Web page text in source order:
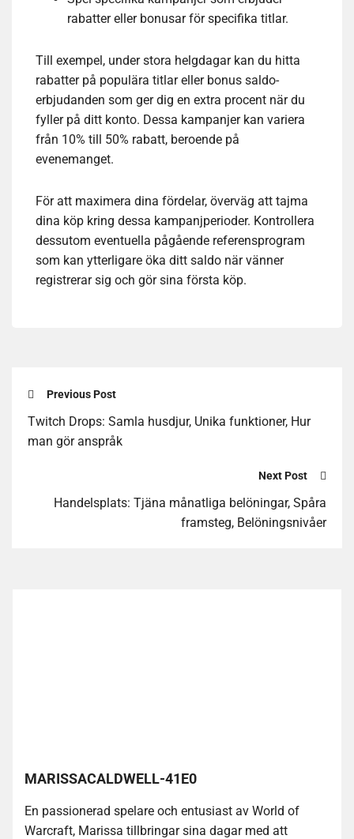
rabatter eller bonusar för specifika titlar.
Till exempel, under stora helgdagar kan du hitta
rabatter på populära titlar eller bonus saldo-
erbjudanden som ger dig en extra procent när du
fyller på ditt konto. Dessa kampanjer kan variera
från 10% till 50% rabatt, beroende på
evenemanget.
För att maximera dina fördelar, överväg att tajma
dina köp kring dessa kampanjperioder. Kontrollera
dessutom eventuella pågående referensprogram
som kan ytterligare öka ditt saldo när vänner
registrerar sig och gör sina första köp.
Previous Post
Twitch Drops: Samla husdjur, Unika funktioner, Hur
man gör anspråk
Next Post
Handelsplats: Tjäna månatliga belöningar, Spåra
framsteg, Belöningsnivåer
MARISSACALDWELL-41E0
En passionerad spelare och entusiast av World of
Warcraft, Marissa tillbringar sina dagar med att